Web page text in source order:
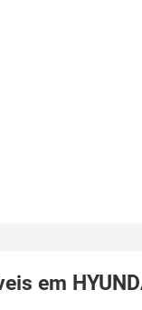
em